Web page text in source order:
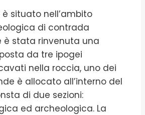
è situato nell’ambito
di contrada
è stata rinvenuta una
da tre ipogei
nella roccia, uno dei
è allocato all’interno del
di due sezioni:
ed archeologica. La